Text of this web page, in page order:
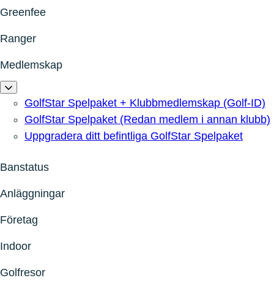
Greenfee
Ranger
Medlemskap
GolfStar Spelpaket + Klubbmedlemskap (Golf-ID)
GolfStar Spelpaket (Redan medlem i annan klubb)
Uppgradera ditt befintliga GolfStar Spelpaket
Banstatus
Anläggningar
Företag
Indoor
Golfresor